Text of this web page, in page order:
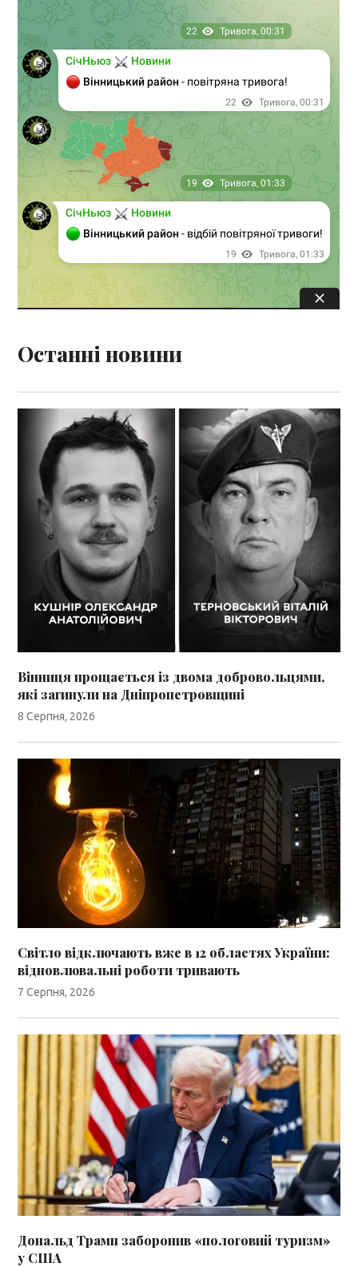
Останні новини
Вінниця прощається із двома добровольцями,
які загинули на Дніпропетровщині
8 Серпня, 2026
Світло відключають вже в 12 областях України:
відновлювальні роботи тривають
7 Серпня, 2026
Дональд Трамп заборонив «пологовий туризм»
у США